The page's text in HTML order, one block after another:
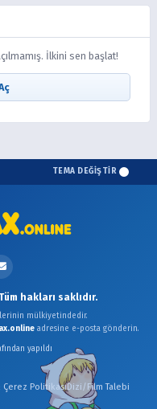
İlkini sen başlat!
TEMA DEĞİŞTİR
PolitikasıDizi/Film Talebi
hakları saklıdır.
mülkiyetindedir.
adresine e-posta gönderin.
yapıldı